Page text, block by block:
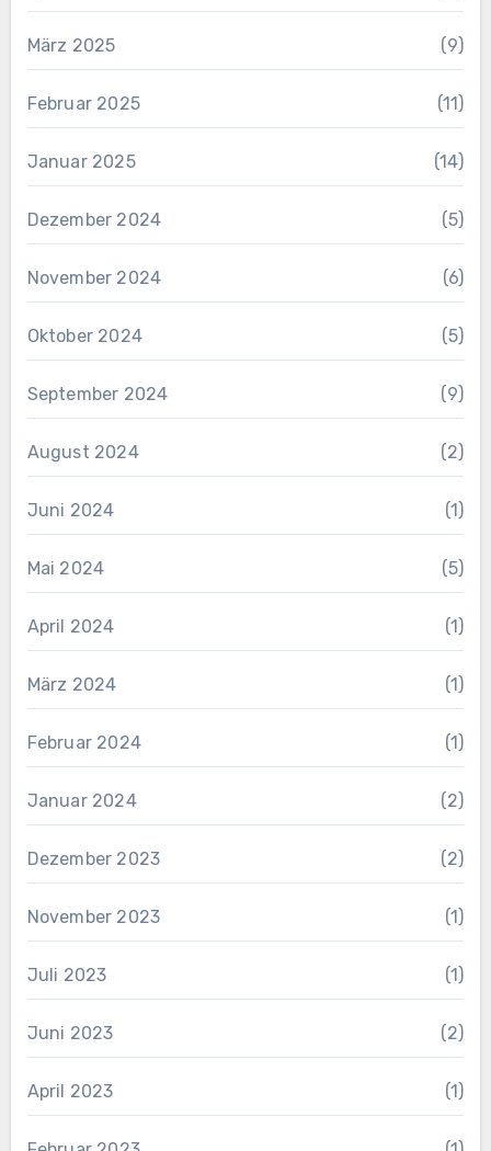
März 2025 (9)
Februar 2025 (11)
Januar 2025 (14)
Dezember 2024 (5)
November 2024 (6)
Oktober 2024 (5)
September 2024 (9)
August 2024 (2)
Juni 2024 (1)
Mai 2024 (5)
April 2024 (1)
März 2024 (1)
Februar 2024 (1)
Januar 2024 (2)
Dezember 2023 (2)
November 2023 (1)
Juli 2023 (1)
Juni 2023 (2)
April 2023 (1)